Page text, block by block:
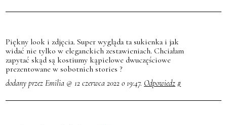
Piękny look i zdjęcia. Super wygląda ta sukienka i jak
widać nie tylko w eleganckich zestawieniach. Chciałam
zapytać skąd są kostiumy kąpielowe dwuczęściowe
prezentowane w sobotnich stories ?
dodany przez Emilia @ 12 czerwca 2022 o 19:47. Odpowiedz #